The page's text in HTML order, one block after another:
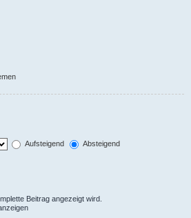
Aufsteigend
Absteigend
Beitrag angezeigt wird.